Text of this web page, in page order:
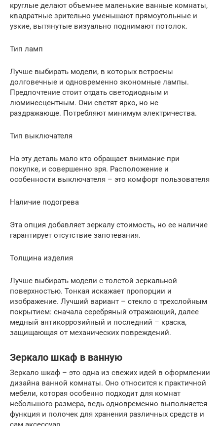
круглые делают объемнее маленькие ванные комнаты,
квадратные зрительно уменьшают прямоугольные и
узкие, вытянутые визуально поднимают потолок.
Тип ламп
Лучше выбирать модели, в которых встроены
долговечные и одновременно экономные лампы.
Предпочтение стоит отдать светодиодным и
люминесцентным. Они светят ярко, но не
раздражающе. Потребляют минимум электричества.
Тип выключателя
На эту деталь мало кто обращает внимание при
покупке, и совершенно зря. Расположение и
особенности выключателя – это комфорт пользователя
Наличие подогрева
Эта опция добавляет зеркалу стоимость, но ее наличие
гарантирует отсутствие запотевания.
Толщина изделия
Лучше выбирать модели с толстой зеркальной
поверхностью. Тонкая искажает пропорции и
изображение. Лучший вариант – стекло с трехслойным
покрытием: сначала серебряный отражающий, далее
медный антикоррозийный и последний – краска,
защищающая от механических повреждений.
Зеркало шкаф в ванную
Зеркало шкаф – это одна из свежих идей в оформлении
дизайна ванной комнаты. Оно относится к практичной
мебели, которая особенно подходит для комнат
небольшого размера, ведь одновременно выполняется
функция и полочек для хранения различных средств и